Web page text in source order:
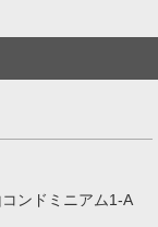
ンドミニアム1-A